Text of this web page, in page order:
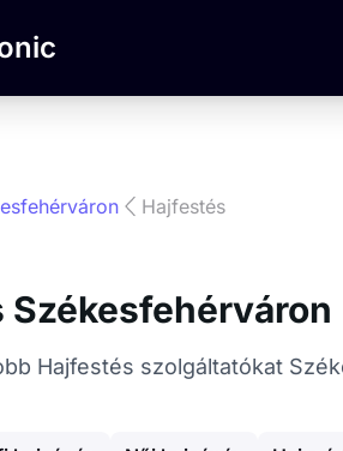
Hajfestés
Székesfehérváron
Hajfestés szolgáltatókat